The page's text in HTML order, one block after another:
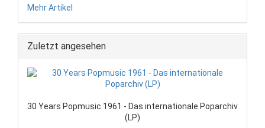
Mehr Artikel
Zuletzt angesehen
30 Years Popmusic 1961 - Das internationale Poparchiv
(LP)